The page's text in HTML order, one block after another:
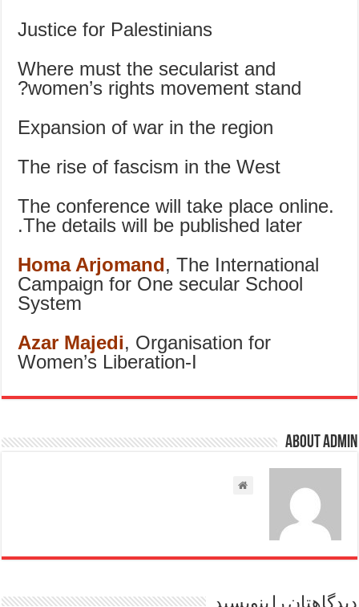
Justice for Palestinians
Where must the secularist and
women’s rights movement stand?
Expansion of war in the region
The rise of fascism in the West
The conference will take place online.
The details will be published later.
Homa Arjomand, The International
Campaign for One secular School
System
Azar Majedi, Organisation for
Women’s Liberation-I
About admin